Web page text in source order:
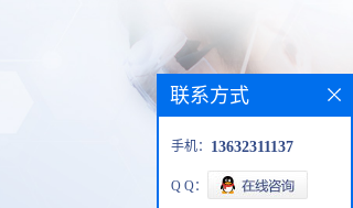
联系方式
手机： 13632311137
Q Q：